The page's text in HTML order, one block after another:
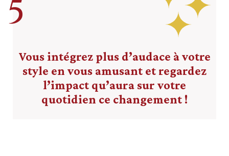
5
Vous intégrez plus d’audace à votre
style en vous amusant et regardez
l’impact qu’aura sur votre
quotidien ce changement !